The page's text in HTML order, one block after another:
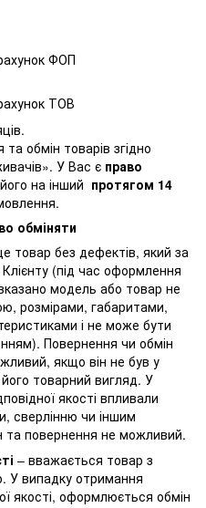
ФОП
ТОВ
обмін товарів згідно
. У Вас є право
на інший протягом 14
обміняти
товар без дефектів, який за
(під час оформлення
модель або товар не
розмірами, габаритами,
і не може бути
Повернення чи обмін
якщо він не був у
товарний вигляд. У
якості впливали
сверлінню чи іншим
та повернення не можливий.
– вважається товар з
У випадку отримання
якості, оформлюється обмін